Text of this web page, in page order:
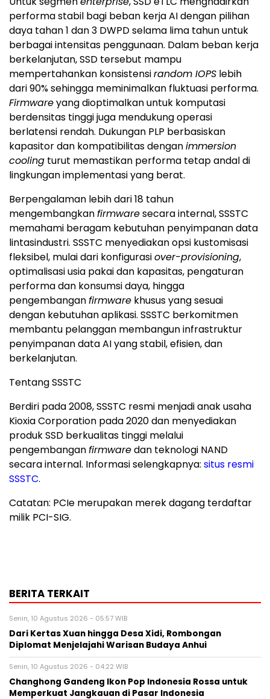
performa stabil bagi beban kerja AI dengan pilihan
daya tahan 1 dan 3 DWPD selama lima tahun untuk
berbagai intensitas penggunaan. Dalam beban kerja
berkelanjutan, SSD tersebut mampu
mempertahankan konsistensirandom IOPS lebih
dari 90% sehingga meminimalkan fluktuasi performa.
Firmwareyang dioptimalkan untuk komputasi
berdensitas tinggi juga mendukung operasi
berlatensi rendah. Dukungan PLP berbasiskan
kapasitor dan kompatibilitas denganimmersion
cooling turut memastikan performa tetap andal di
lingkungan implementasi yang berat.
Berpengalaman lebih dari 18 tahun
mengembangkanfirmwaresecara internal, SSSTC
memahami beragam kebutuhan penyimpanan data
lintasindustri. SSSTC menyediakan opsi kustomisasi
fleksibel, mulai dari konfigurasiover-provisioning,
optimalisasi usia pakai dan kapasitas, pengaturan
performa dan konsumsi daya, hingga
pengembanganfirmware khusus yang sesuai
dengan kebutuhan aplikasi. SSSTC berkomitmen
membantu pelanggan membangun infrastruktur
penyimpanan data AI yang stabil, efisien, dan
berkelanjutan.
Tentang SSSTC
Berdiri pada 2008, SSSTC resmi menjadi anak usaha
Kioxia Corporation pada 2020 dan menyediakan
produk SSD berkualitas tinggi melalui
pengembanganfirmwaredan teknologi NAND
secara internal. Informasi selengkapnya: situs resmi
SSSTC.
Catatan: PCIe merupakan merek dagang terdaftar
milik PCI-SIG.
BERITA TERKAIT
Senin, 10 Agustus 2026 - 05:57 WIB
Dari Kertas Xuan hingga Desa Xidi, Rombongan
Diplomat Menjelajahi Warisan Budaya Anhui
Senin, 10 Agustus 2026 - 04:22 WIB
Changhong Gandeng Ikon Pop Indonesia Rossa untuk
Memperkuat Jangkauan di Pasar Indonesia